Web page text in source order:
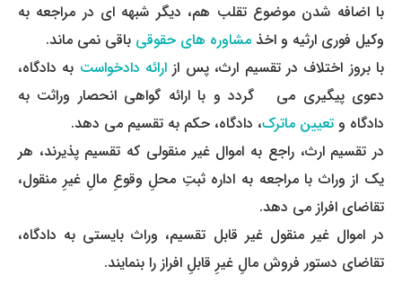
با اضافه شدن موضوع تقلب هم، دیگر شبهه­ ای در مراجعه به
وکیل فوری ارثیه و اخذ مشاوره ­های حقوقی باقی نمی ­ماند.
با بروز اختلاف در تقسیم ارث، پس از ارائه دادخواست به دادگاه،
دعوی پیگیری می ­ گردد و با ارائه گواهی انحصار وراثت به
دادگاه و تعیین ماترک، دادگاه، حکم به تقسیم می ­دهد.
در تقسیم ارث، راجع به اموال غیر منقولی که تقسیم پذیرند، هر
یک از وراث با مراجعه به اداره ثبتِ محلِ وقوعِ مالِ غیرِ منقول،
تقاضای افراز می ­دهد.
در اموال غیر منقول غیر قابل تقسیم، وراث بایستی به دادگاه،
تقاضای دستور فروش مالِ غیرِ قابلِ افراز را بنمایند.